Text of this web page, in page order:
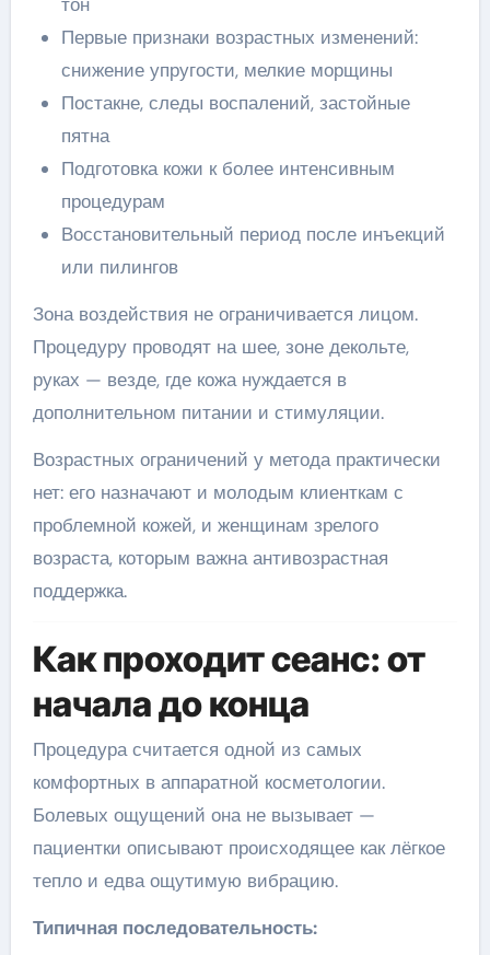
Первые признаки возрастных изменений:
снижение упругости, мелкие морщины
Постакне, следы воспалений, застойные
пятна
Подготовка кожи к более интенсивным
процедурам
Восстановительный период после инъекций
или пилингов
Зона воздействия не ограничивается лицом.
Процедуру проводят на шее, зоне декольте,
руках — везде, где кожа нуждается в
дополнительном питании и стимуляции.
Возрастных ограничений у метода практически
нет: его назначают и молодым клиенткам с
проблемной кожей, и женщинам зрелого
возраста, которым важна антивозрастная
поддержка.
Как проходит сеанс: от
начала до конца
Процедура считается одной из самых
комфортных в аппаратной косметологии.
Болевых ощущений она не вызывает —
пациентки описывают происходящее как лёгкое
тепло и едва ощутимую вибрацию.
Типичная последовательность: